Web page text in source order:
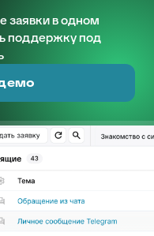
заявки в одном
поддержку под